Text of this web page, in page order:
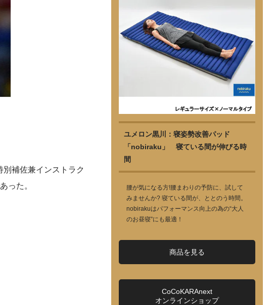
補佐兼インストラク
った。
ユメロン黒川：寝姿勢改善パッド
「nobiraku」 寝ている間が伸びる時
間
腰が気になる方!腰まわりの予防に、試して
みませんか? 寝ている間が、ととのう時間。
nobirakuはパフォーマンス向上の為の“大人
のお昼寝”にも最適！
商品を見る
CoCoKARAnext
オンラインショップ